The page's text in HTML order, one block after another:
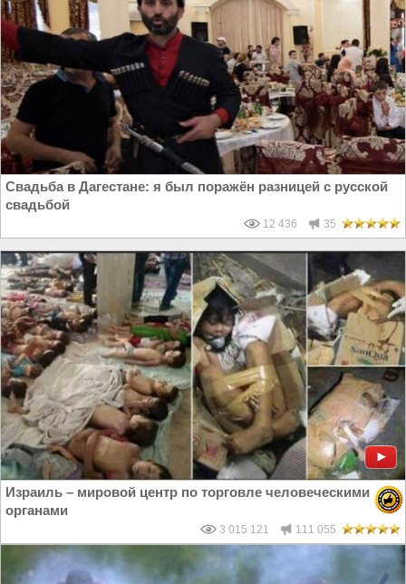
Свадьба в Дагестане: я был поражён разницей с русской
свадьбой
12 436 35
Израиль – мировой центр по торговле человеческими
органами
3 015 121 111 055